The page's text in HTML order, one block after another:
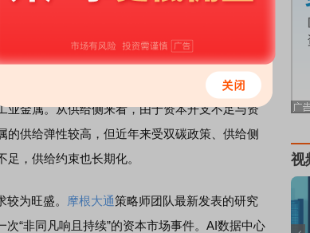
不同，其需求增长的核心驱动力并非传统的基
新兴领域。在中美博弈背景下，战略金属的稀缺
金属。从供给侧来看，由于资本开支不足与资
供给弹性较高，但近年来受双碳政策、供给侧
，供给约束也长期化。
为旺盛。 摩根大通策略师团队最新发表的研究
次“非同凡响且持续”的资本市场事件。AI数据中心
视